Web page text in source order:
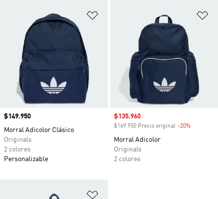
Añadir a la lista de deseos
Precio
$149.950
Morral Adicolor Clásico
Originals
2 colores
Personalizable
Precio de venta
$135.960
$169.950 Precio original -20%
Morral Adicolor
Originals
2 colores